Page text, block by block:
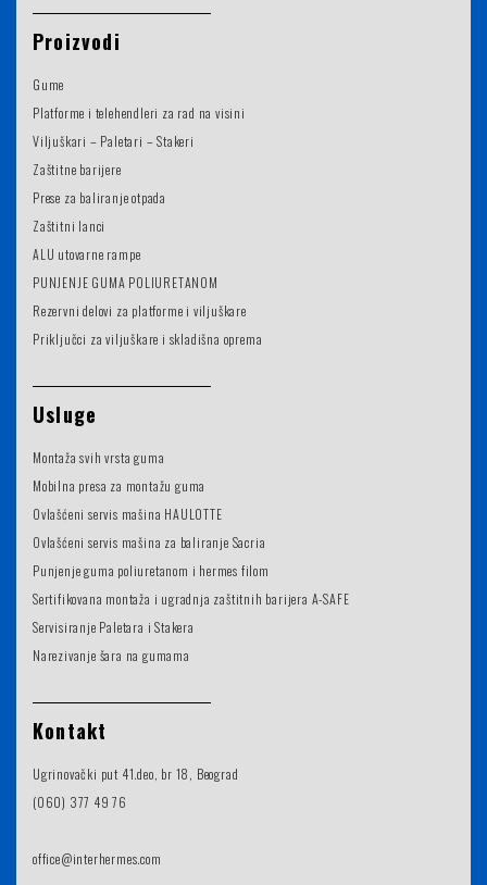
Proizvodi
Gume
Platforme i telehendleri za rad na visini
Viljuškari – Paletari – Stakeri
Zaštitne barijere
Prese za baliranje otpada
Zaštitni lanci
ALU utovarne rampe
PUNJENJE GUMA POLIURETANOM
Rezervni delovi za platforme i viljuškare
Priključci za viljuškare i skladišna oprema
Usluge
Montaža svih vrsta guma
Mobilna presa za montažu guma
Ovlašćeni servis mašina HAULOTTE
Ovlašćeni servis mašina za baliranje Sacria
Punjenje guma poliuretanom i hermes filom
Sertifikovana montaža i ugradnja zaštitnih barijera A-SAFE
Servisiranje Paletara i Stakera
Narezivanje šara na gumama
Kontakt
Ugrinovački put 41.deo, br 18, Beograd
(060) 377 49 76
office@interhermes.com